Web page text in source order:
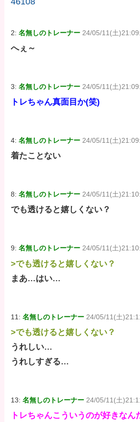
2:名無しのトレーナー 24/05/11(土
へぇ～
3:名無しのトレーナー 24/05/11(土
トレちゃん真面目か(笑)
4:名無しのトレーナー 24/05/11(土
着たことない
8:名無しのトレーナー 24/05/11(土
でも透けると嬉しくない？
9:名無しのトレーナー 24/05/11(土
>でも透けると嬉しくない？
まあ…はい…
11:名無しのトレーナー 24/05/11(土
>でも透けると嬉しくない？
うれしい…
うれしすぎる…
13:名無しのトレーナー 24/05/11(土
トレちゃんこういうのが好きなん